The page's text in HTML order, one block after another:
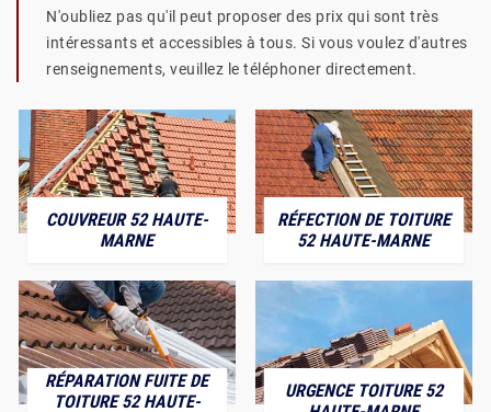
N'oubliez pas qu'il peut proposer des prix qui sont très
intéressants et accessibles à tous. Si vous voulez d'autres
renseignements, veuillez le téléphoner directement.
COUVREUR 52 HAUTE-
MARNE
RÉFECTION DE TOITURE
52 HAUTE-MARNE
RÉPARATION FUITE DE
TOITURE 52 HAUTE-
URGENCE TOITURE 52